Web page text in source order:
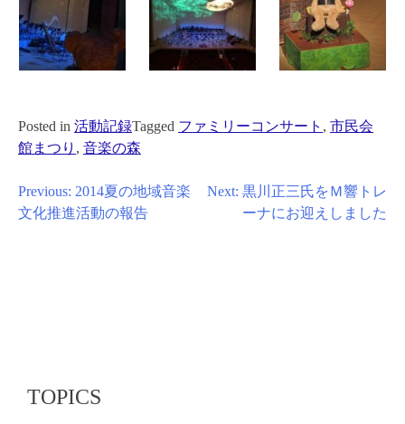
Posted in 活動記録Tagged ファミリーコンサート , 市民会
館まつり , 音楽の森
投
稿
ョ
Previous: 2014夏の地域音楽
文化推進活動の報告
Next: 黒川正三氏をＭ響トレ
ーナにお迎えしました
TOPICS